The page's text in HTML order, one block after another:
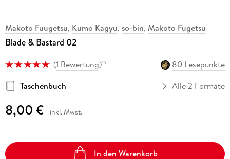
Makoto Fuugetsu, Kumo Kagyu, so-bin, Makoto Fugetsu
Blade & Bastard 02
(1 Bewertung)15
80 Lesepunkte
Taschenbuch
Alle 2 Formate
8,00 € inkl. Mwst.
In den Warenkorb